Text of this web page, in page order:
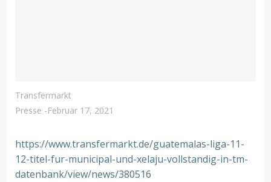
Transfermarkt
Presse -Februar 17, 2021
https://www.transfermarkt.de/guatemalas-liga-11-
12-titel-fur-municipal-und-xelaju-vollstandig-in-tm-
datenbank/view/news/380516